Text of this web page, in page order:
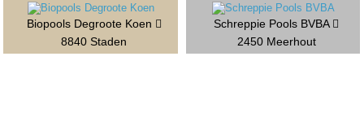
Biopools Degroote Koen
8840 Staden
Schreppie Pools BVBA
2450 Meerhout